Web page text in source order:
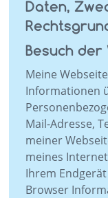
Daten,
Besuch der
Meine
Informationen
Mail-Adresse,
meiner
meines
Ihrem
Browser